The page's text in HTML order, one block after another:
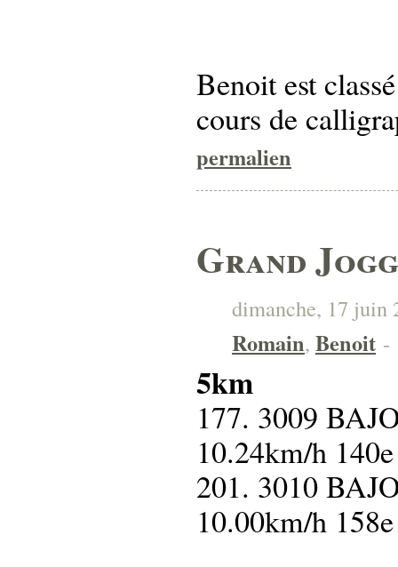
Benoit est
cours de
permalien
Grand
dimanche, 17 juin
Romain, Benoit -
5km
177. 3009
10.24km/h
201. 3010
10.00km/h